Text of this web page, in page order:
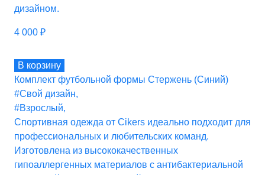
дизайном.
4 000 ₽
В корзину
Комплект футбольной формы Стержень (Синий)
#Свой дизайн,
#Взрослый,
Спортивная одежда от Cikers идеально подходит для
профессиональных и любительских команд.
Изготовлена из высококачественных
гипоаллергенных материалов с антибактериальной